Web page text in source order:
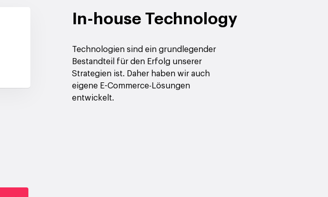
In-house Technology
Technologien sind ein grundlegender
Bestandteil für den Erfolg unserer
Strategien ist. Daher haben wir auch
eigene E-Commerce-Lösungen
entwickelt.